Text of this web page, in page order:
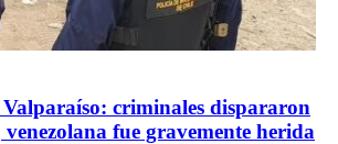
criminales dispararon
fue gravemente herida